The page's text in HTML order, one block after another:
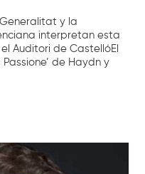
Generalitat y la
interpretan esta
Auditori de CastellóEl
de Haydn y